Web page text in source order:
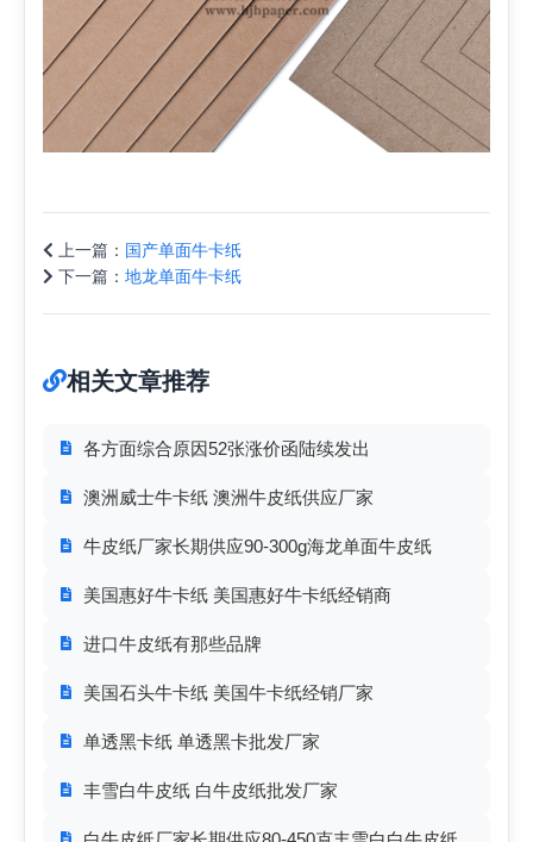
上一篇： 国产单面牛卡纸
下一篇： 地龙单面牛卡纸
相关文章推荐
各方面综合原因52张涨价函陆续发出
澳洲威士牛卡纸 澳洲牛皮纸供应厂家
牛皮纸厂家长期供应90-300g海龙单面牛皮纸
美国惠好牛卡纸 美国惠好牛卡纸经销商
进口牛皮纸有那些品牌
美国石头牛卡纸 美国牛卡纸经销厂家
单透黑卡纸 单透黑卡批发厂家
丰雪白牛皮纸 白牛皮纸批发厂家